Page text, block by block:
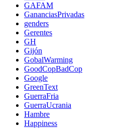
GAFAM
GananciasPrivadas
genders
Gerentes
GH
Gijón
GobalWarming
GoodCopBadCop
Google
GreenText
GuerraFria
GuerraUcrania
Hambre
Happiness